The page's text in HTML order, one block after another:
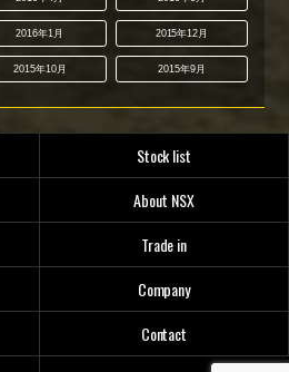
2016年1月 2015年12月
2015年10月 2015年9月
Stock list
About NSX
Trade in
Company
Contact